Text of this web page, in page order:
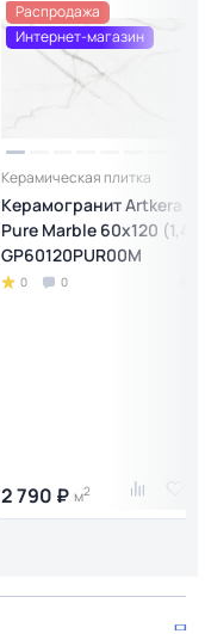
Распродажа
Интернет-магазин
Керамическая плитка
Керамогранит Artkera
Pure Marble 60х120 (1,44)
GP60120PUR00M
0 0
2 790 ₽ м2